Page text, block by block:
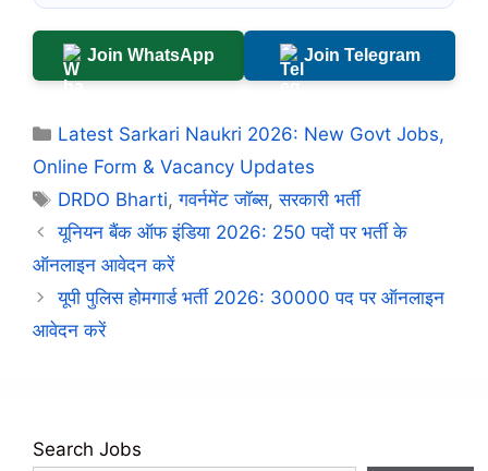
Join WhatsApp Join Telegram
Categories
Latest Sarkari Naukri 2026: New Govt Jobs,
Online Form & Vacancy Updates
Tags
DRDO Bharti,गवर्नमेंट जॉब्स,सरकारी भर्ती
यूनियन बैंक ऑफ इंडिया 2026: 250 पदों पर भर्ती के
ऑनलाइन आवेदन करें
यूपी पुलिस होमगार्ड भर्ती 2026: 30000 पद पर ऑनलाइन
आवेदन करें
Search Jobs